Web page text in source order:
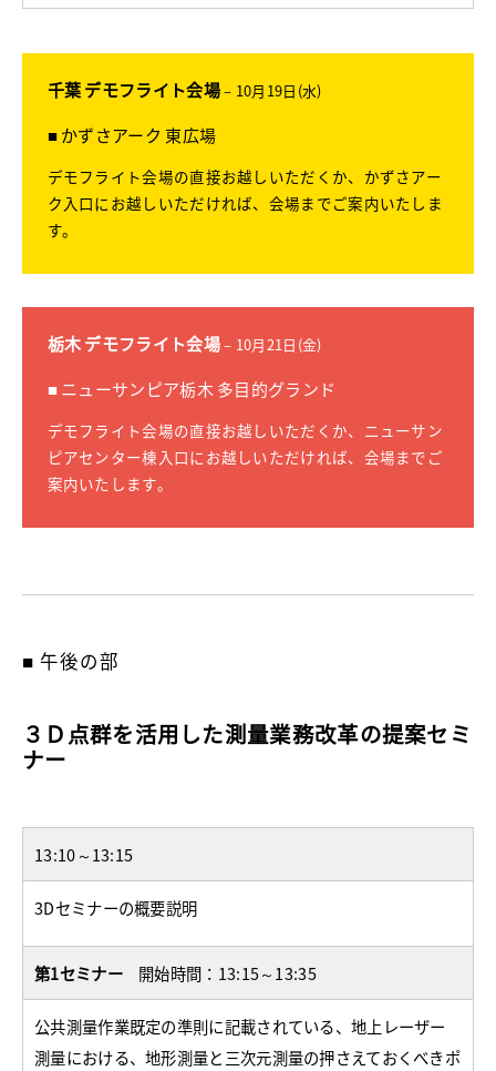
千葉 デモフライト会場– 10月19日(水)
■ かずさアーク 東広場
デモフライト会場の直接お越しいただくか、かずさアー
ク入口にお越しいただければ、会場までご案内いたしま
す。
栃木 デモフライト会場– 10月21日(金)
■ ニューサンピア栃木 多目的グランド
デモフライト会場の直接お越しいただくか、ニューサン
ピアセンター棟入口にお越しいただければ、会場までご
案内いたします。
■ 午後の部
３Ｄ点群を活用した測量業務改革の提案セミ
ナー
13:10～13:15
3Dセミナーの概要説明
第1セミナー 開始時間：13:15～13:35
公共測量作業既定の準則に記載されている、地上レーザー
測量における、地形測量と三次元測量の押さえておくべきポ